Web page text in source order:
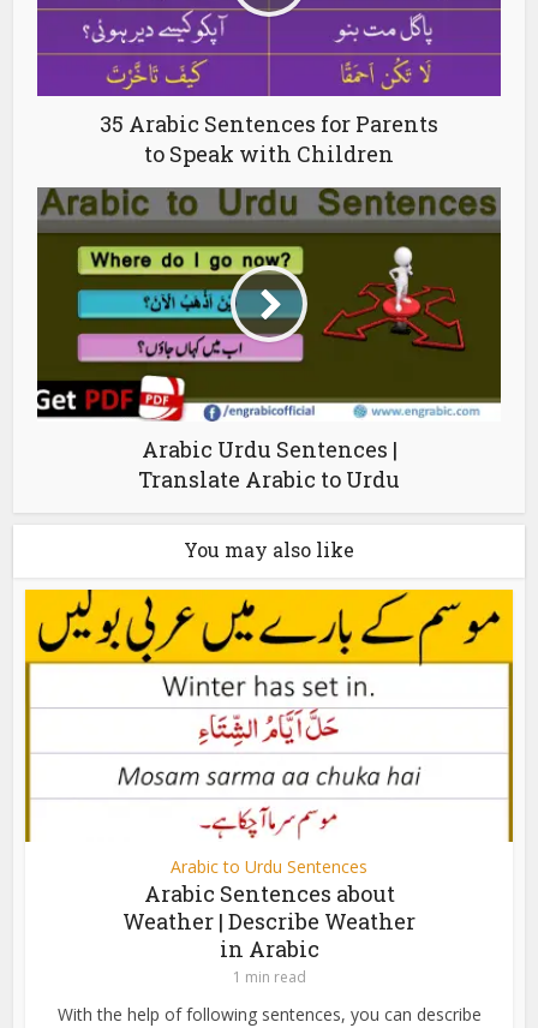
35 Arabic Sentences for Parents
to Speak with Children
Arabic Urdu Sentences |
Translate Arabic to Urdu
You may also like
Arabic to Urdu Sentences
Arabic Sentences about
Weather | Describe Weather
in Arabic
1 min read
With the help of following sentences, you can describe